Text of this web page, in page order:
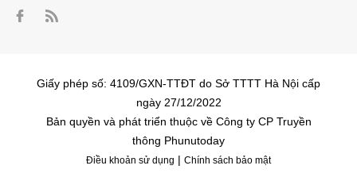
Giấy phép số: 4109/GXN-TTĐT do Sở TTTT Hà Nội cấp
ngày 27/12/2022
Bản quyền và phát triển thuộc về Công ty CP Truyền
thông Phunutoday
Điều khoản sử dụng | Chính sách bảo mật